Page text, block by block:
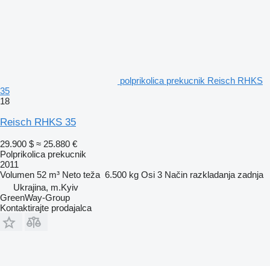
polprikolica prekucnik Reisch RHKS
35
18
Reisch RHKS 35
29.900 $ ≈ 25.880 €
Polprikolica prekucnik
2011
Volumen 52 m³ Neto teža 6.500 kg Osi 3 Način razkladanja zadnja
Ukrajina, m.Kyiv
GreenWay-Group
Kontaktirajte prodajalca